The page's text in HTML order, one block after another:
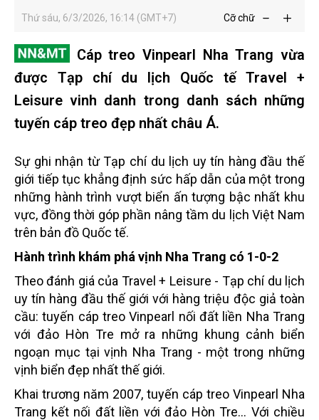
Thứ sáu, 6/3/2026, 16:14 (GMT+7) Cỡ chữ
Cáp treo Vinpearl Nha Trang vừa
được Tạp chí du lịch Quốc tế Travel +
Leisure vinh danh trong danh sách những
tuyến cáp treo đẹp nhất châu Á.
Sự ghi nhận từ Tạp chí du lịch uy tín hàng đầu thế
giới tiếp tục khẳng định sức hấp dẫn của một trong
những hành trình vượt biển ấn tượng bậc nhất khu
vực, đồng thời góp phần nâng tầm du lịch Việt Nam
trên bản đồ Quốc tế.
Hành trình khám phá vịnh Nha Trang có 1-0-2
Theo đánh giá của Travel + Leisure - Tạp chí du lịch
uy tín hàng đầu thế giới với hàng triệu độc giả toàn
cầu: tuyến cáp treo Vinpearl nối đất liền Nha Trang
với đảo Hòn Tre mở ra những khung cảnh biển
ngoạn mục tại vịnh Nha Trang - một trong những
vịnh biển đẹp nhất thế giới.
Khai trương năm 2007, tuyến cáp treo Vinpearl Nha
Trang kết nối đất liền với đảo Hòn Tre... Với chiều